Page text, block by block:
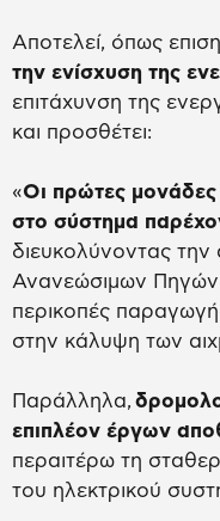
Αποτελεί, όπως
την ενίσχυση της
επιτάχυνση της
και προσθέτει:
«Οι πρώτες
στο σύστημα
διευκολύνοντας την
Ανανεώσιμων Πηγών
περικοπές
στην κάλυψη των
Παράλληλα,
επιπλέον έργων
περαιτέρω τη
του ηλεκτρικού